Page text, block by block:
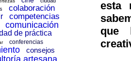
esta
que
colaboración
competencias
comunicación
de práctica
conferencias
consejos